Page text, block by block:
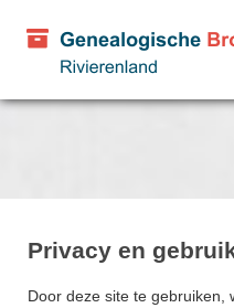
Privacy en
Door deze site te gebruiken,